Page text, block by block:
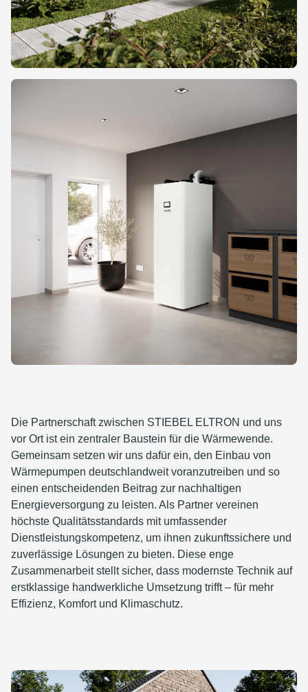
Die Partnerschaft zwischen STIEBEL ELTRON und uns
vor Ort ist ein zentraler Baustein für die Wärmewende.
Gemeinsam setzen wir uns dafür ein, den Einbau von
Wärmepumpen deutschlandweit voranzutreiben und so
einen entscheidenden Beitrag zur nachhaltigen
Energieversorgung zu leisten. Als Partner vereinen
höchste Qualitätsstandards mit umfassender
Dienstleistungskompetenz, um ihnen zukunftssichere und
zuverlässige Lösungen zu bieten. Diese enge
Zusammenarbeit stellt sicher, dass modernste Technik auf
erstklassige handwerkliche Umsetzung trifft – für mehr
Effizienz, Komfort und Klimaschutz.